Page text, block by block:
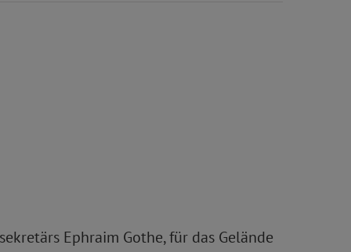
Ephraim Gothe, für das Gelände